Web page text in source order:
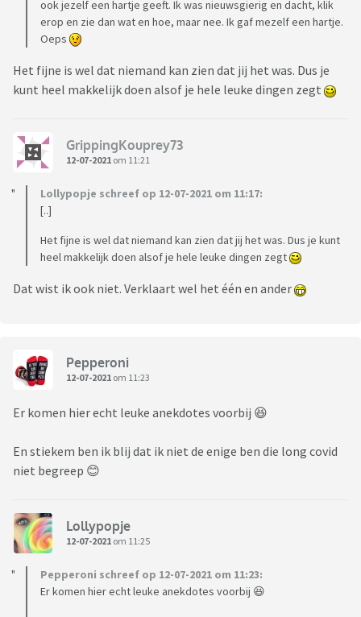
ook jezelf een hartje geeft. Ik was nieuwsgierig en dacht, klik
erop en zie dan wat en hoe, maar nee. Ik gaf mezelf een hartje.
Oeps
Het fijne is wel dat niemand kan zien dat jij het was. Dus je
kunt heel makkelijk doen alsof je hele leuke dingen zegt
GrippingKouprey73
12-07-2021 om 11:21
Lollypopje schreef op 12-07-2021 om 11:17:
[..]
Het fijne is wel dat niemand kan zien dat jij het was. Dus je kunt
heel makkelijk doen alsof je hele leuke dingen zegt
Dat wist ik ook niet. Verklaart wel het één en ander
Pepperoni
12-07-2021 om 11:23
Er komen hier echt leuke anekdotes voorbij 😆
En stiekem ben ik blij dat ik niet de enige ben die long covid
niet begreep 😊
Lollypopje
12-07-2021 om 11:25
Pepperoni schreef op 12-07-2021 om 11:23:
Er komen hier echt leuke anekdotes voorbij 😆